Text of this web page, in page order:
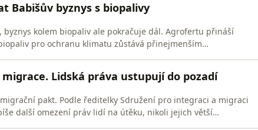
Babišův byznys s biopalivy
byznys kolem biopaliv ale pokračuje dál. Agrofertu přináší
pro ochranu klimatu zůstává přinejmenším
Lidská práva ustupují do pozadí
pakt. Podle ředitelky Sdružení pro integraci a migraci
další omezení práv lidí na útěku, nikoli jejich větší